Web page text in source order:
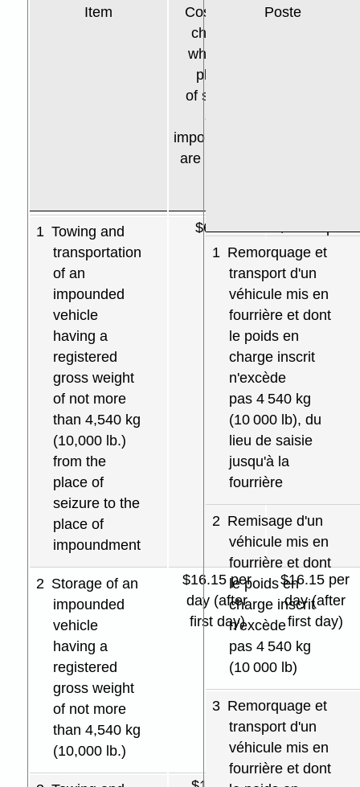
Item
Costs and
charges
when the
places
of seizure
and
impoundment
are in a city
Costs and
1 Towing and
transportation
of an
impounded
vehicle
having a
registered
gross weight
of not more
than 4,540 kg
(10,000 lb.)
from the
place of
seizure to the
place of
impoundment
$64.45
$2.40 per
loaded
kilometre
2 Storage of an
impounded
vehicle
having a
registered
gross weight
of not more
than 4,540 kg
(10,000 lb.)
$16.15 per
day (after
first day)
$16.15 per
day (after
first day)
Poste
1 Remorquage et
transport d'un
véhicule mis en
fourrière et dont
le poids en
charge inscrit
n'excède
pas 4 540 kg
(10 000 lb), du
lieu de saisie
jusqu'à la
fourrière
2 Remisage d'un
véhicule mis en
fourrière et dont
le poids en
charge inscrit
n'excède
pas 4 540 kg
(10 000 lb)
3 Remorquage et
transport d'un
véhicule mis en
fourrière et dont